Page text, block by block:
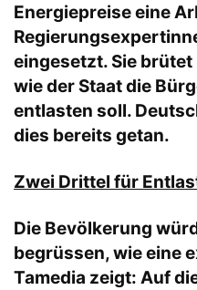
Energiepreise eine
eingesetzt. Sie brütet
wie der Staat die
entlasten soll.
dies bereits getan.
Zwei Drittel für
Die Bevölkerung
begrüssen, wie eine
Tamedia zeigt: Auf